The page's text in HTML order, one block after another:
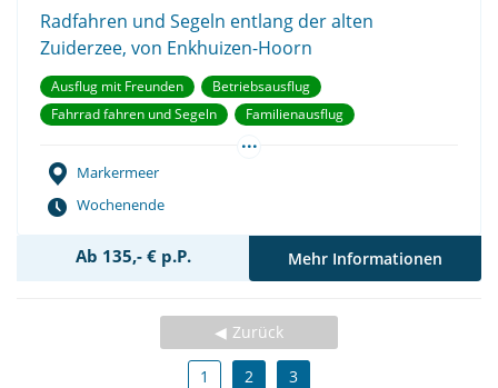
Radfahren und Segeln entlang der alten
Zuiderzee, von Enkhuizen-Hoorn
Ausflug mit Freunden
Betriebsausflug
Fahrrad fahren und Segeln
Familienausflug
Teambuilding
...
Markermeer
Wochenende
Ab 135,- € p.P. Mehr Informationen
Zurück
1 2 3